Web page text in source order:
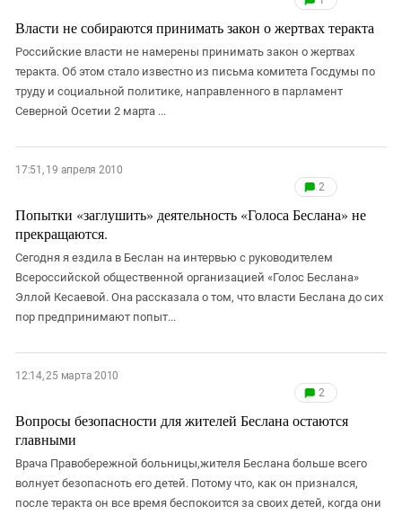
Власти не собираются принимать закон о жертвах теракта
Российские власти не намерены принимать закон о жертвах
теракта. Об этом стало известно из письма комитета Госдумы по
труду и социальной политике, направленного в парламент
Северной Осетии 2 марта ...
17:51, 19 апреля 2010
2
Попытки «заглушить» деятельность «Голоса Беслана» не
прекращаются.
Сегодня я ездила в Беслан на интервью с руководителем
Всероссийской общественной организацией «Голос Беслана»
Эллой Кесаевой. Она рассказала о том, что власти Беслана до сих
пор предпринимают попыт...
12:14, 25 марта 2010
2
Вопросы безопасности для жителей Беслана остаются
главными
Врача Правобережной больницы,жителя Беслана больше всего
волнует безопасноть его детей. Потому что, как он признался,
после теракта он все время беспокоится за своих детей, когда они